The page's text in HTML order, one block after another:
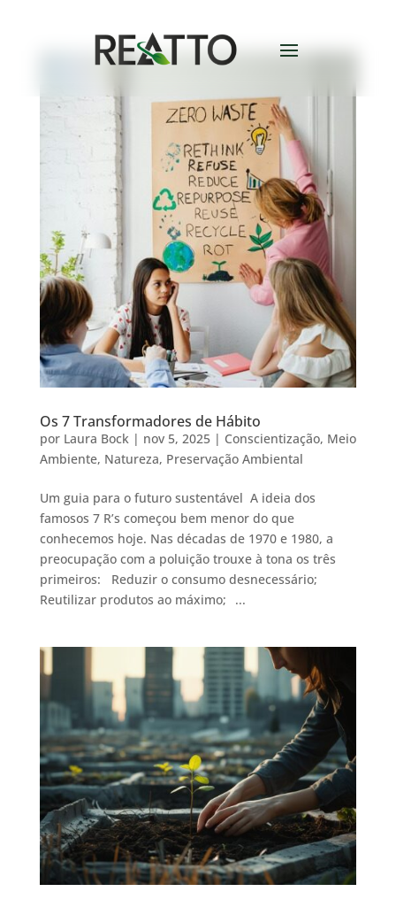
Os 7 Transformadores de Hábito
por Laura Bock| nov 5, 2025| Conscientização, Meio
Ambiente, Natureza, Preservação Ambiental
Um guia para o futuro sustentável A ideia dos
famosos 7 R’s começou bem menor do que
conhecemos hoje. Nas décadas de 1970 e 1980, a
preocupação com a poluição trouxe à tona os três
primeiros: Reduzir o consumo desnecessário;
Reutilizar produtos ao máximo; ...